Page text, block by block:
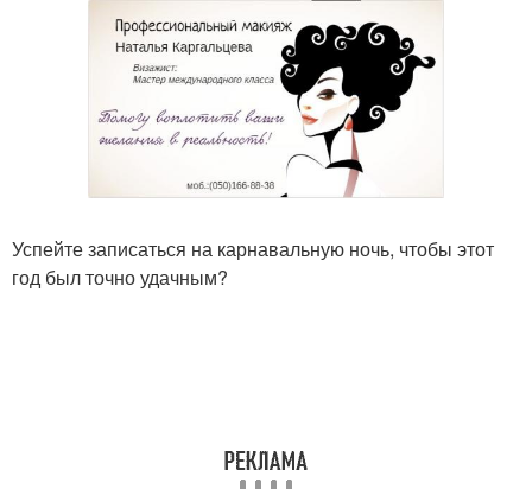
Успейте записаться на карнавальную ночь, чтобы этот
год был точно удачным?